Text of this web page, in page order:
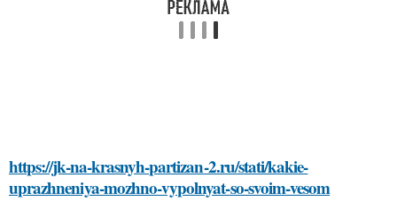
https://jk-na-krasnyh-partizan-2.ru/stati/kakie-
uprazhneniya-mozhno-vypolnyat-so-svoim-vesom